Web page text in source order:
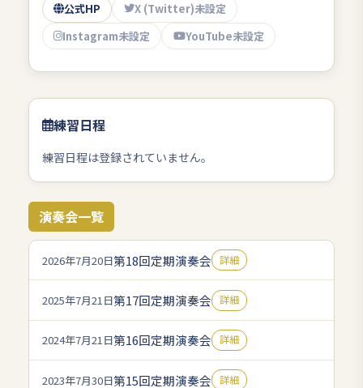
公式HP
X (Twitter)未設定
Instagram未設定
YouTube未設定
練習日程
練習日程は登録されていません。
演奏会一覧
2026年7月20日第18回定期演奏会 詳細
2025年7月21日第17回定期演奏会 詳細
2024年7月21日第16回定期演奏会 詳細
2023年7月30日第15回定期演奏会 詳細